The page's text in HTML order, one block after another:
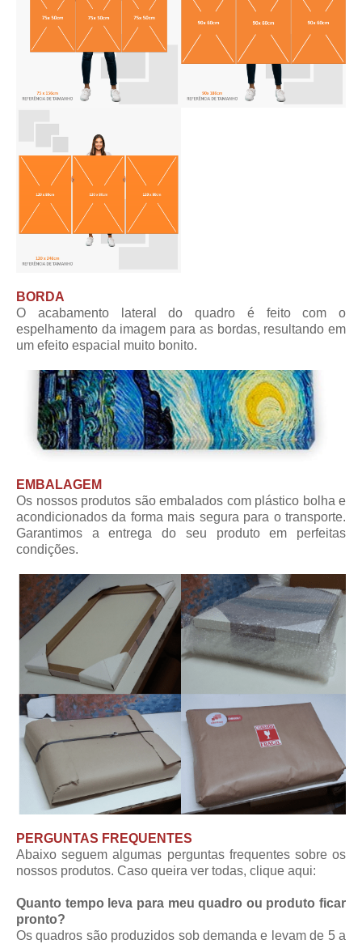
BORDA
O acabamento lateral do quadro é feito com o
espelhamento da imagem para as bordas, resultando em
um efeito espacial muito bonito.
EMBALAGEM
Os nossos produtos são embalados com plástico bolha e
acondicionados da forma mais segura para o transporte.
Garantimos a entrega do seu produto em perfeitas
condições.
PERGUNTAS FREQUENTES
Abaixo seguem algumas perguntas frequentes sobre os
nossos produtos. Caso queira ver todas, clique aqui:
Quanto tempo leva para meu quadro ou produto ficar
pronto?
Os quadros são produzidos sob demanda e levam de 5 a